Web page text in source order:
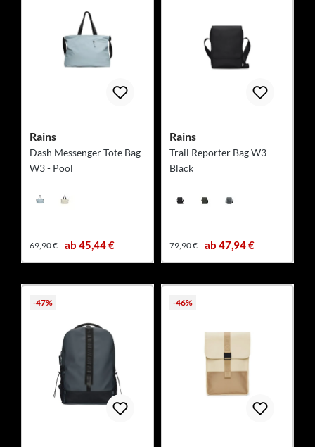
Rains
Dash Messenger Tote Bag
W3 - Pool
69,90 € ab 45,44 €
Rains
Trail Reporter Bag W3 -
Black
79,90 € ab 47,94 €
-47% -46%